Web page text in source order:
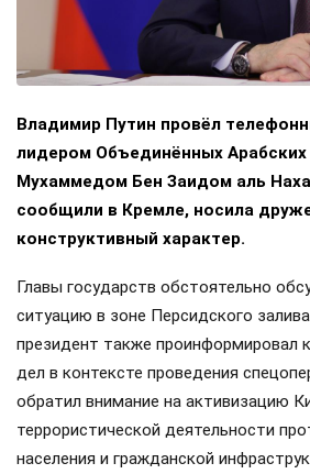
Владимир Путин провёл
лидером Объединённых
Мухаммедом Бен Заидом аль
сообщили в Кремле, носила
конструктивный характер.
Главы государств обстоятельно
ситуацию в зоне Персидского
президент также проинформировал
дел в контексте проведения
обратил внимание на активизацию
террористической деятельности
населения и гражданской